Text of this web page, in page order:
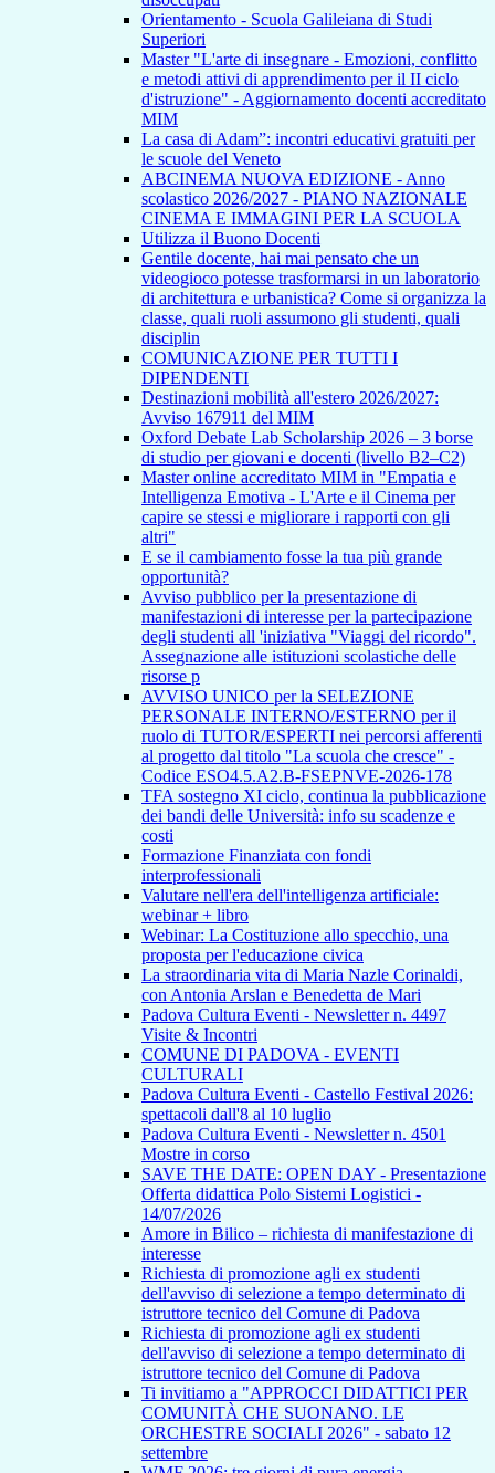
Orientamento - Scuola Galileiana di Studi
Superiori
Master "L'arte di insegnare - Emozioni, conflitto
e metodi attivi di apprendimento per il II ciclo
d'istruzione" - Aggiornamento docenti accreditato
MIM
La casa di Adam”: incontri educativi gratuiti per
le scuole del Veneto
ABCINEMA NUOVA EDIZIONE - Anno
scolastico 2026/2027 - PIANO NAZIONALE
CINEMA E IMMAGINI PER LA SCUOLA
Utilizza il Buono Docenti
Gentile docente, hai mai pensato che un
videogioco potesse trasformarsi in un laboratorio
di architettura e urbanistica? Come si organizza la
classe, quali ruoli assumono gli studenti, quali
disciplin
COMUNICAZIONE PER TUTTI I
DIPENDENTI
Destinazioni mobilità all'estero 2026/2027:
Avviso 167911 del MIM
Oxford Debate Lab Scholarship 2026 – 3 borse
di studio per giovani e docenti (livello B2–C2)
Master online accreditato MIM in "Empatia e
Intelligenza Emotiva - L'Arte e il Cinema per
capire se stessi e migliorare i rapporti con gli
altri"
E se il cambiamento fosse la tua più grande
opportunità?
Avviso pubblico per la presentazione di
manifestazioni di interesse per la partecipazione
degli studenti all 'iniziativa "Viaggi del ricordo".
Assegnazione alle istituzioni scolastiche delle
risorse p
AVVISO UNICO per la SELEZIONE
PERSONALE INTERNO/ESTERNO per il
ruolo di TUTOR/ESPERTI nei percorsi afferenti
al progetto dal titolo "La scuola che cresce" -
Codice ESO4.5.A2.B-FSEPNVE-2026-178
TFA sostegno XI ciclo, continua la pubblicazione
dei bandi delle Università: info su scadenze e
costi
Formazione Finanziata con fondi
interprofessionali
Valutare nell'era dell'intelligenza artificiale:
webinar + libro
Webinar: La Costituzione allo specchio, una
proposta per l'educazione civica
La straordinaria vita di Maria Nazle Corinaldi,
con Antonia Arslan e Benedetta de Mari
Padova Cultura Eventi - Newsletter n. 4497
Visite & Incontri
COMUNE DI PADOVA - EVENTI
CULTURALI
Padova Cultura Eventi - Castello Festival 2026:
spettacoli dall'8 al 10 luglio
Padova Cultura Eventi - Newsletter n. 4501
Mostre in corso
SAVE THE DATE: OPEN DAY - Presentazione
Offerta didattica Polo Sistemi Logistici -
14/07/2026
Amore in Bilico – richiesta di manifestazione di
interesse
Richiesta di promozione agli ex studenti
dell'avviso di selezione a tempo determinato di
istruttore tecnico del Comune di Padova
Richiesta di promozione agli ex studenti
dell'avviso di selezione a tempo determinato di
istruttore tecnico del Comune di Padova
Ti invitiamo a "APPROCCI DIDATTICI PER
COMUNITÀ CHE SUONANO. LE
ORCHESTRE SOCIALI 2026" - sabato 12
settembre